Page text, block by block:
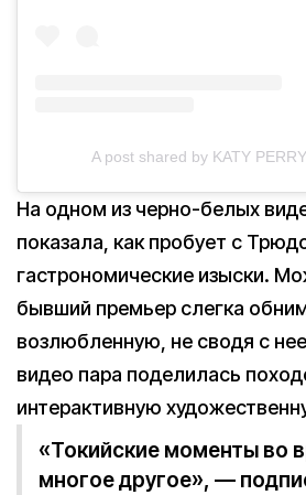
A post shared by KATY
На одном из черно-белых
показала, как пробует с
гастрономические изыски.
бывший премьер слегка
возлюбленную, не сводя с
видео пара поделилась
интерактивную
«Токийские моменты во
многое другое», —